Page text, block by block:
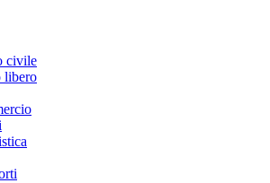
civile
libero